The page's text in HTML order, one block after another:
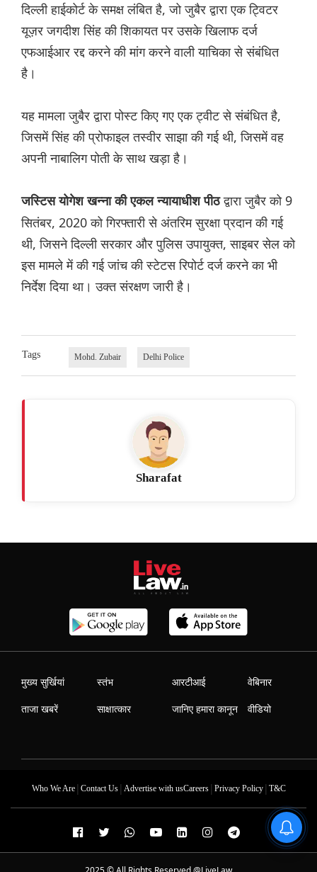
दिल्ली हाईकोर्ट के समक्ष लंबित है, जो जुबैर द्वारा एक ट्विटर
यूज़र जगदीश सिंह की शिकायत पर उसके खिलाफ दर्ज
एफआईआर रद्द करने की मांग करने वाली याचिका से संबंधित
है।
यह मामला जुबैर द्वारा पोस्ट किए गए एक ट्वीट से संबंधित है,
जिसमें सिंह की प्रोफाइल तस्वीर साझा की गई थी, जिसमें वह
अपनी नाबालिग पोती के साथ खड़ा है।
जस्टिस योगेश खन्ना की एकल न्यायाधीश पीठद्वारा जुबैर को 9
सितंबर, 2020 को गिरफ्तारी से अंतरिम सुरक्षा प्रदान की गई
थी, जिसने दिल्ली सरकार और पुलिस उपायुक्त, साइबर सेल को
इस मामले में की गई जांच की स्टेटस रिपोर्ट दर्ज करने का भी
निर्देश दिया था। उक्त संरक्षण जारी है।
Tags Mohd. Zubair Delhi Police
Sharafat
मुख्य सुर्खियां
ताजा खबरें
स्तंभ
साक्षात्कार
आरटीआई
जानिए हमारा कानून
वेबिनार
वीडियो
Who We Are| Contact Us| Advertise with usCareers| Privacy Policy| T&C